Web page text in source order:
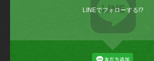
LINEでフォローする!?